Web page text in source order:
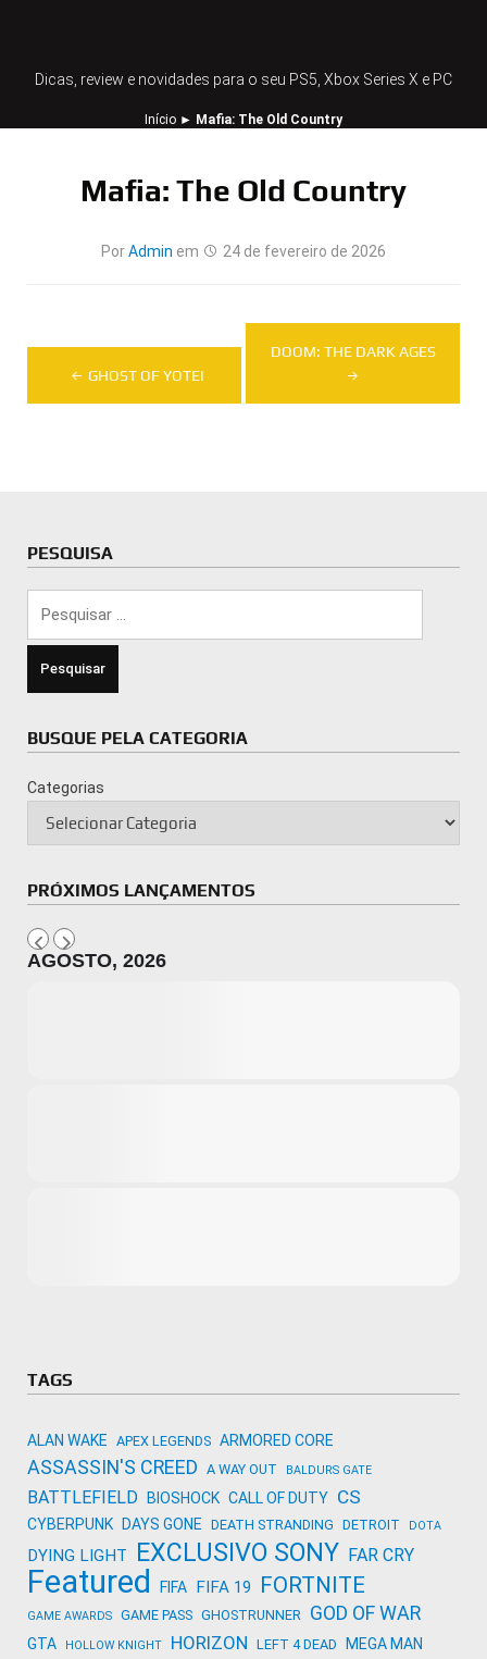
Dicas, review e novidades para o seu PS5, Xbox Series X e PC
Início ► Mafia: The Old Country
Mafia: The Old Country
PorAdmin em 24 de fevereiro de 2026
Navegação
GHOST OF YOTEI
DOOM: THE DARK AGES
PESQUISA
BUSQUE PELA CATEGORIA
Categorias
PRÓXIMOS LANÇAMENTOS
AGOSTO, 2026
TAGS
ALAN WAKE APEX LEGENDS ARMORED CORE
ASSASSIN'S CREED A WAY OUT BALDURS GATE
BATTLEFIELD BIOSHOCK CALL OF DUTY CS
CYBERPUNK DAYS GONE DEATH STRANDING DETROIT DOTA
DYING LIGHT EXCLUSIVO SONY FAR CRY
Featured FIFA FIFA 19 FORTNITE
GAME AWARDS GAME PASS GHOSTRUNNER GOD OF WAR
GTA HOLLOW KNIGHT HORIZON LEFT 4 DEAD MEGA MAN